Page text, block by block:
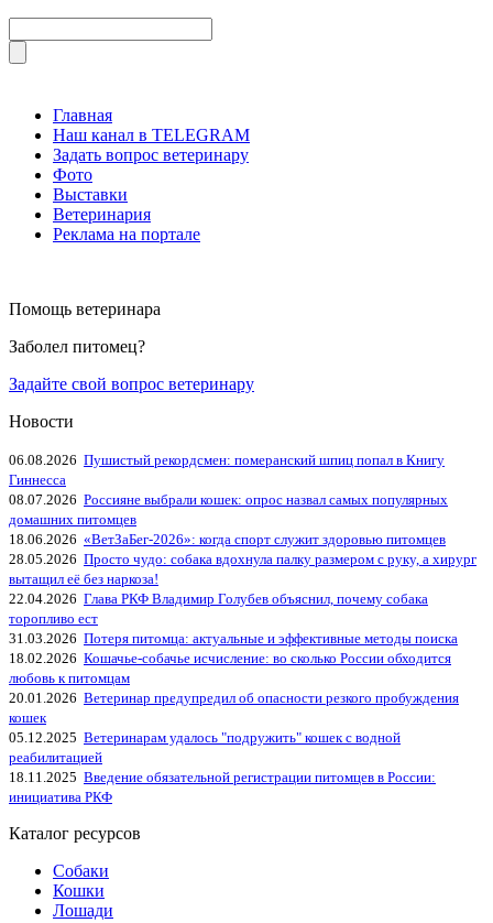
Главная
Наш канал в TELEGRAM
Задать вопрос ветеринару
Фото
Выставки
Ветеринария
Реклама на портале
Помощь ветеринара
Заболел питомец?
Задайте свой вопрос ветеринару
Новости
06.08.2026 Пушистый рекордсмен: померанский шпиц попал в Книгу
Гиннесса
08.07.2026 Россияне выбрали кошек: опрос назвал самых популярных
домашних питомцев
18.06.2026 «ВетЗаБег‑2026»: когда спорт служит здоровью питомцев
28.05.2026 Просто чудо: собака вдохнула палку размером с руку, а хирург
вытащил её без наркоза!
22.04.2026 Глава РКФ Владимир Голубев объяснил, почему собака
торопливо ест
31.03.2026 Потеря питомца: актуальные и эффективные методы поиска
18.02.2026 Кошачье-собачье исчисление: во сколько России обходится
любовь к питомцам
20.01.2026 Ветеринар предупредил об опасности резкого пробуждения
кошек
05.12.2025 Ветеринарам удалось "подружить" кошек с водной
реабилитацией
18.11.2025 Введение обязательной регистрации питомцев в России:
инициатива РКФ
Каталог ресурсов
Собаки
Кошки
Лошади